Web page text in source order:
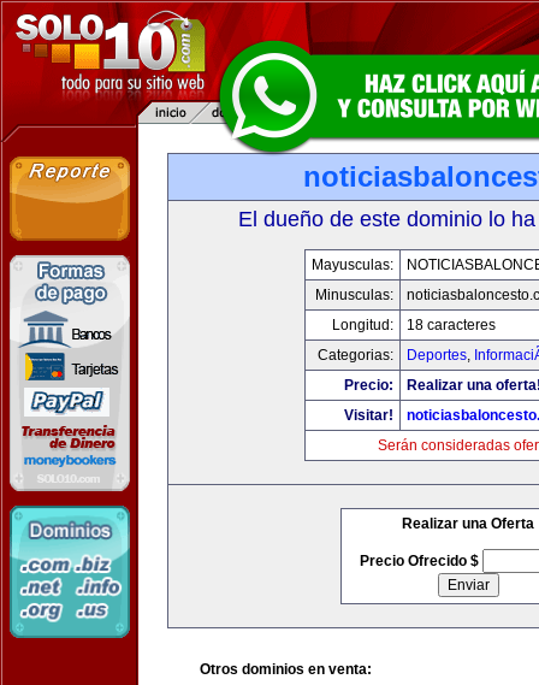
El dueño de este dominio lo
Mayusculas:
Minusculas:
Longitud:
18 caracteres
Categorias:
Deportes,
Precio:
Realizar una
Visitar!
Serán consideradas
Realizar una Oferta
Precio Ofrecido $
Otros dominios en venta: